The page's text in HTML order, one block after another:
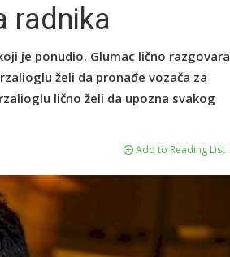
radnika
je ponudio. Glumac lično razgovara
želi da pronađe vozača za
lično želi da upozna svakog
Add to Reading List